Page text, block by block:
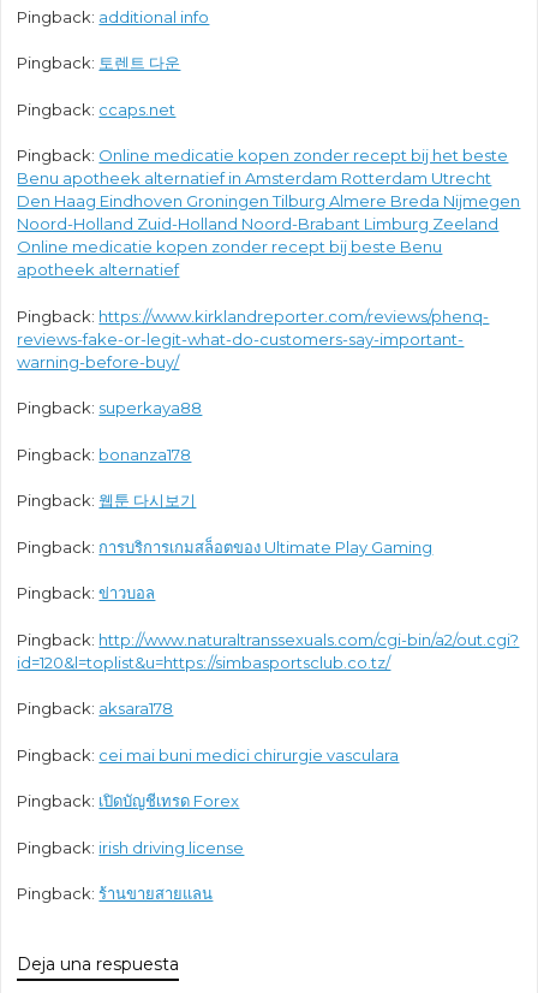
Pingback: additional info
Pingback: 토렌트 다운
Pingback: ccaps.net
Pingback: Online medicatie kopen zonder recept bij het beste
Benu apotheek alternatief in Amsterdam Rotterdam Utrecht
Den Haag Eindhoven Groningen Tilburg Almere Breda Nijmegen
Noord-Holland Zuid-Holland Noord-Brabant Limburg Zeeland
Online medicatie kopen zonder recept bij beste Benu
apotheek alternatief
Pingback: https://www.kirklandreporter.com/reviews/phenq-
reviews-fake-or-legit-what-do-customers-say-important-
warning-before-buy/
Pingback: superkaya88
Pingback: bonanza178
Pingback: 웹툰 다시보기
Pingback: การบริการเกมสล็อตของ Ultimate Play Gaming
Pingback:ข่าวบอล
Pingback: http://www.naturaltranssexuals.com/cgi-bin/a2/out.cgi?
id=120&l=toplist&u=https://simbasportsclub.co.tz/
Pingback: aksara178
Pingback: cei mai buni medici chirurgie vasculara
Pingback: เปิดบัญชีเทรด Forex
Pingback: irish driving license
Pingback:ร้านขายสายแลน
Deja una respuesta